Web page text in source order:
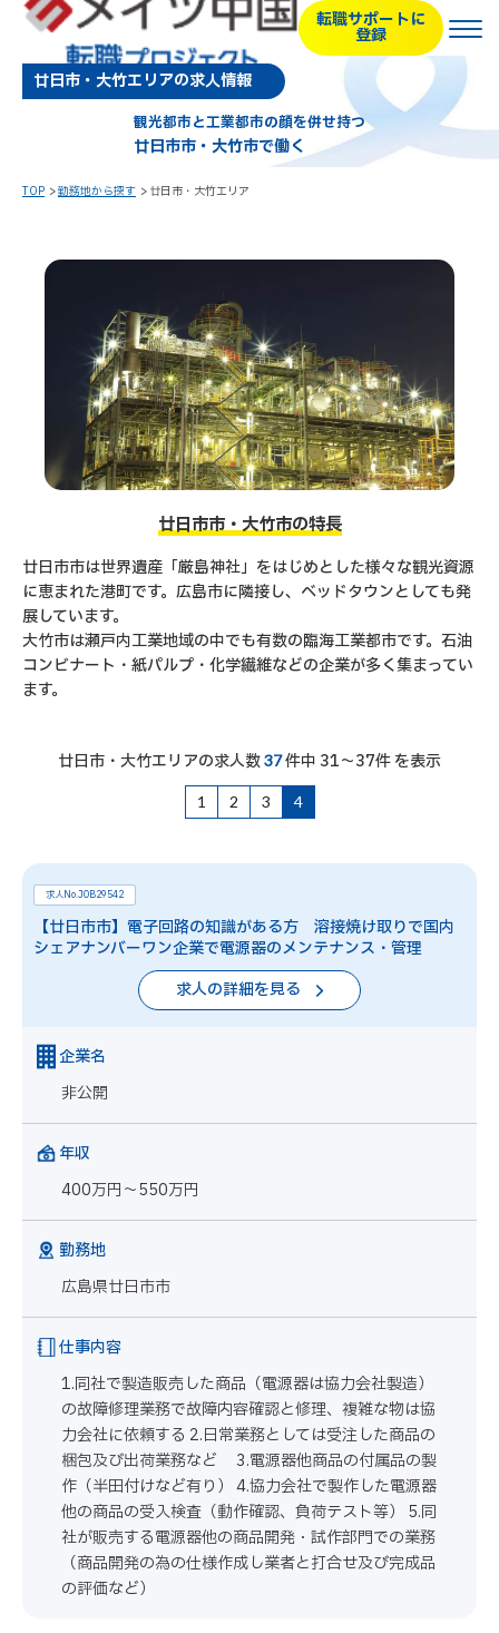
転職サポートに
登録
廿日市・大竹エリアの求人情報
観光都市と工業都市の顔を併せ持つ
廿日市市・大竹市で働く
TOP 勤務地から探す 廿日市・大竹エリア
廿日市市・大竹市の特長
廿日市市は世界遺産「厳島神社」をはじめとした様々な観光資源
に恵まれた港町です。広島市に隣接し、ベッドタウンとしても発
展しています。
大竹市は瀬戸内工業地域の中でも有数の臨海工業都市です。石油
コンビナート・紙パルプ・化学繊維などの企業が多く集まってい
ます。
廿日市・大竹エリアの求人数37件中 31～37件 を表示
1 2 3 4
求人No.JOB29542
【廿日市市】電子回路の知識がある方 溶接焼け取りで国内
シェアナンバーワン企業で電源器のメンテナンス・管理
求人の詳細を見る
企業名
非公開
年収
400万円～550万円
勤務地
広島県廿日市市
仕事内容
1.同社で製造販売した商品（電源器は協力会社製造）
の故障修理業務で故障内容確認と修理、複雑な物は協
力会社に依頼する 2.日常業務としては受注した商品の
梱包及び出荷業務など 3.電源器他商品の付属品の製
作（半田付けなど有り） 4.協力会社で製作した電源器
他の商品の受入検査（動作確認、負荷テスト等） 5.同
社が販売する電源器他の商品開発・試作部門での業務
（商品開発の為の仕様作成し業者と打合せ及び完成品
の評価など）